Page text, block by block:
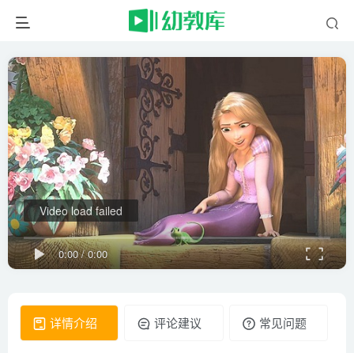
0:00/0:00
Video load failed
详情介绍 评论建议 常见问题